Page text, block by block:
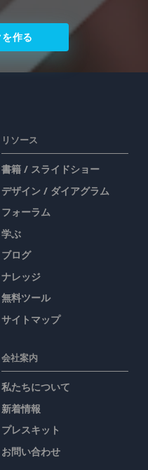
作る
リソース
書籍 / スライドショー
デザイン / ダイアグラム
フォーラム
学ぶ
ブログ
ナレッジ
無料ツール
サイトマップ
会社案内
私たちについて
新着情報
プレスキット
お問い合わせ